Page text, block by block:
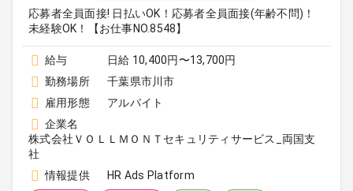
応募者全員面接! 日払いOK！応募者全員面接(年齢不問)！
未経験OK！【お仕事NO.8548】
給与
日給 10,400円〜13,700円
勤務場所
千葉県市川市
雇用形態
アルバイト
企業名
株式会社ＶＯＬＬＭＯＮＴセキュリティサービス_両国支
社
情報提供
HR Ads Platform